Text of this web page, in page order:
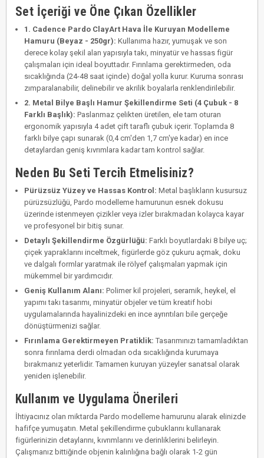
Set İçeriği ve Öne Çıkan Özellikler
1. Cadence Pardo ClayArt Hava İle Kuruyan Modelleme
Hamuru (Beyaz - 250gr): Kullanıma hazır, yumuşak ve son
derece kolay şekil alan yapısıyla takı, minyatür ve hassas figür
çalışmaları için ideal boyuttadır. Fırınlama gerektirmeden, oda
sıcaklığında (24-48 saat içinde) doğal yolla kurur. Kuruma sonrası
zımparalanabilir, delinebilir ve akrilik boyalarla renklendirilebilir.
2. Metal Bilye Başlı Hamur Şekillendirme Seti (4 Çubuk - 8
Farklı Başlık): Paslanmaz çelikten üretilen, ele tam oturan
ergonomik yapısıyla 4 adet çift taraflı çubuk içerir. Toplamda 8
farklı bilye çapı sunarak (0,4 cm'den 1,7 cm'ye kadar) en ince
detaylardan geniş kıvrımlara kadar tam kontrol sağlar.
Neden Bu Seti Tercih Etmelisiniz?
Pürüzsüz Yüzey ve Hassas Kontrol: Metal başlıkların kusursuz
pürüzsüzlüğü, Pardo modelleme hamurunun esnek dokusu
üzerinde istenmeyen çizikler veya izler bırakmadan kolayca kayar
ve profesyonel bir bitiş sunar.
Detaylı Şekillendirme Özgürlüğü: Farklı boyutlardaki 8 bilye uç;
çiçek yapraklarını inceltmek, figürlerde göz çukuru açmak, doku
ve dalgalı formlar yaratmak ile rölyef çalışmaları yapmak için
mükemmel bir yardımcıdır.
Geniş Kullanım Alanı: Polimer kil projeleri, seramik, heykel, el
yapımı takı tasarımı, minyatür objeler ve tüm kreatif hobi
uygulamalarında hayalinizdeki en ince ayrıntıları bile gerçeğe
dönüştürmenizi sağlar.
Fırınlama Gerektirmeyen Pratiklik: Tasarımınızı tamamladıktan
sonra fırınlama derdi olmadan oda sıcaklığında kurumaya
bırakmanız yeterlidir. Tamamen kuruyan yüzeyler sanatsal olarak
yeniden işlenebilir.
Kullanım ve Uygulama Önerileri
İhtiyacınız olan miktarda Pardo modelleme hamurunu alarak elinizde
hafifçe yumuşatın. Metal şekillendirme çubuklarını kullanarak
figürlerinizin detaylarını, kıvrımlarını ve derinliklerini belirleyin.
Çalışmanız bittiğinde objenin kalınlığına bağlı olarak 1-2 gün